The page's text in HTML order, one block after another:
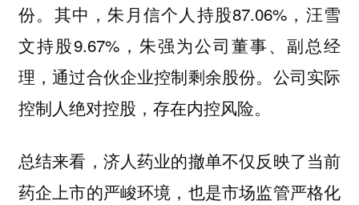
份。其中，朱月信个人持股87.06%，汪雪
文持股9.67%，朱强为公司董事、副总经
理，通过合伙企业控制剩余股份。公司实际
控制人绝对控股，存在内控风险。
总结来看，济人药业的撤单不仅反映了当前
药企上市的严峻环境，也是市场监管严格化